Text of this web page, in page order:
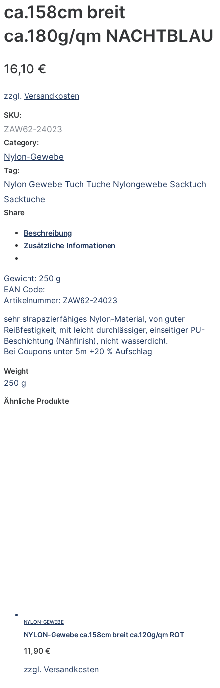
ca.158cm breit
ca.180g/qm NACHTBLAU
16,10 €
zzgl. Versandkosten
SKU:
ZAW62-24023
Category:
Nylon-Gewebe
Tag:
Nylon Gewebe Tuch Tuche Nylongewebe Sacktuch
Sacktuche
Share
Beschreibung
Zusätzliche Informationen
Gewicht: 250 g
EAN Code:
Artikelnummer: ZAW62-24023
sehr strapazierfähiges Nylon-Material, von guter
Reißfestigkeit, mit leicht durchlässiger, einseitiger PU-
Beschichtung (Nähfinish), nicht wasserdicht.
Bei Coupons unter 5m +20 % Aufschlag
Weight
250 g
Ähnliche Produkte
NYLON-GEWEBE
NYLON-Gewebe ca.158cm breit ca.120g/qm ROT
11,90 €
zzgl. Versandkosten